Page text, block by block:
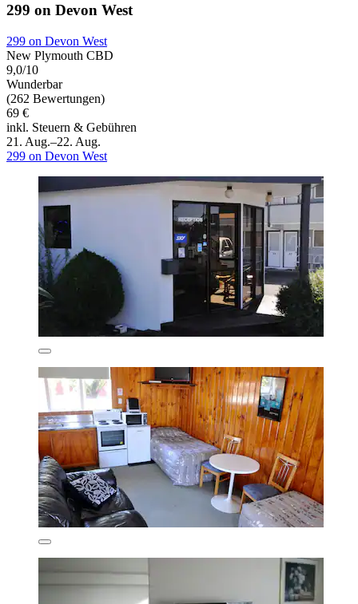
299 on Devon West
299 on Devon West
New Plymouth CBD
9,0/10
Wunderbar
(262 Bewertungen)
69 €
inkl. Steuern & Gebühren
21. Aug.–22. Aug.
299 on Devon West